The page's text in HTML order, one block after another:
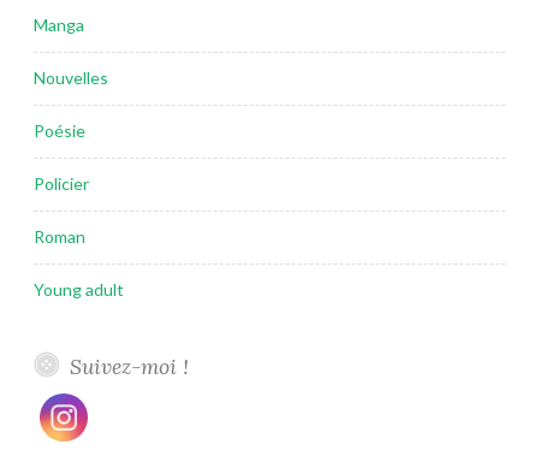
Manga
Nouvelles
Poésie
Policier
Roman
Young adult
Suivez-moi !